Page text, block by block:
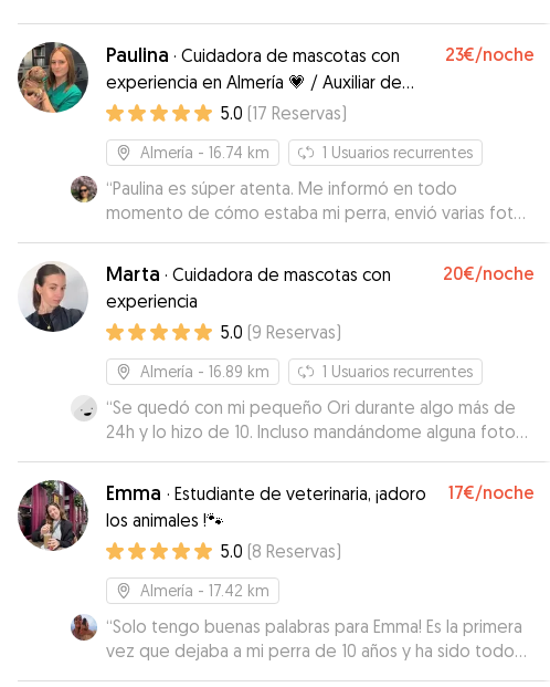
Paulina · Cuidadora de mascotas con
experiencia en Almería 💗 / Auxiliar de
Veterinaria 🩺🐾
23€/noche
5.0 (17 Reservas)
Almería - 16.74 km 1 Usuarios recurrentes
“Paulina es súper atenta. Me informó en todo
momento de cómo estaba mi perra, envió varias fotos
durante el día que estuvo con ella y respondió
rápidamente cada vez que me puse en contacto con
ella. Cuando la recogí, al despedirnos, mi perra se
volvía con ella para su casa 😄 Así que creo que no hay
mejor resumen que ese. Sin duda volvería a confiar en
ella 😊”
Marta · Cuidadora de mascotas con
experiencia
20€/noche
5.0 (9 Reservas)
Almería - 16.89 km 1 Usuarios recurrentes
“Se quedó con mi pequeño Ori durante algo más de
24h y lo hizo de 10. Incluso mandándome alguna foto
informándome como estaba. Sin ninguna duda volvería
a dejar a mi perrito con Marta. Recomendadisima
100% ”
Emma · Estudiante de veterinaria, ¡adoro
los animales !🐾
17€/noche
5.0 (8 Reservas)
Almería - 17.42 km
“Solo tengo buenas palabras para Emma! Es la primera
vez que dejaba a mi perra de 10 años y ha sido todo
muy fácil. Ha mantenido el contacto durante todos los